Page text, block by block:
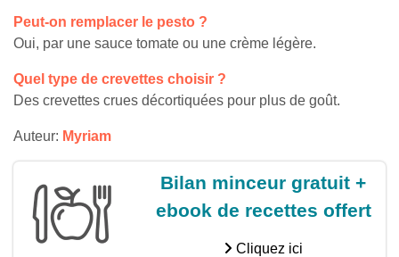
Peut-on remplacer le pesto ?
Oui, par une sauce tomate ou une crème légère.
Quel type de crevettes choisir ?
Des crevettes crues décortiquées pour plus de goût.
Auteur: Myriam
Bilan minceur gratuit +
ebook de recettes offert
Cliquez ici